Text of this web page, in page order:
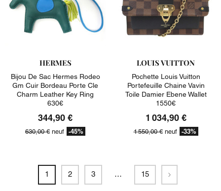
HERMES
Bijou De Sac Hermes Rodeo
Gm Cuir Bordeau Porte Cle
Charm Leather Key Ring
630€
344,90 €
630,00 € neuf -45%
LOUIS VUITTON
Pochette Louis Vuitton
Portefeuille Chaine Vavin
Toile Damier Ebene Wallet
1550€
1 034,90 €
1 550,00 €neuf -33%
1 2 3 … 15 Suivant